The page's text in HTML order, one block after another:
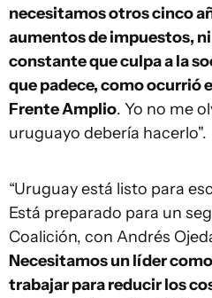
necesitamos otros cinco
aumentos de impuestos,
constante que culpa a la
que padece, como ocurrió
Frente Amplio. Yo no me
uruguayo debería hacerlo".
“Uruguay está listo para
Está preparado para un
Coalición, con Andrés
Necesitamos un líder
trabajar para reducir los